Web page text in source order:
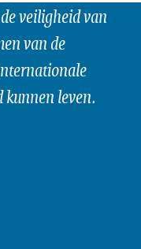
veiligheid van
van de
leven.